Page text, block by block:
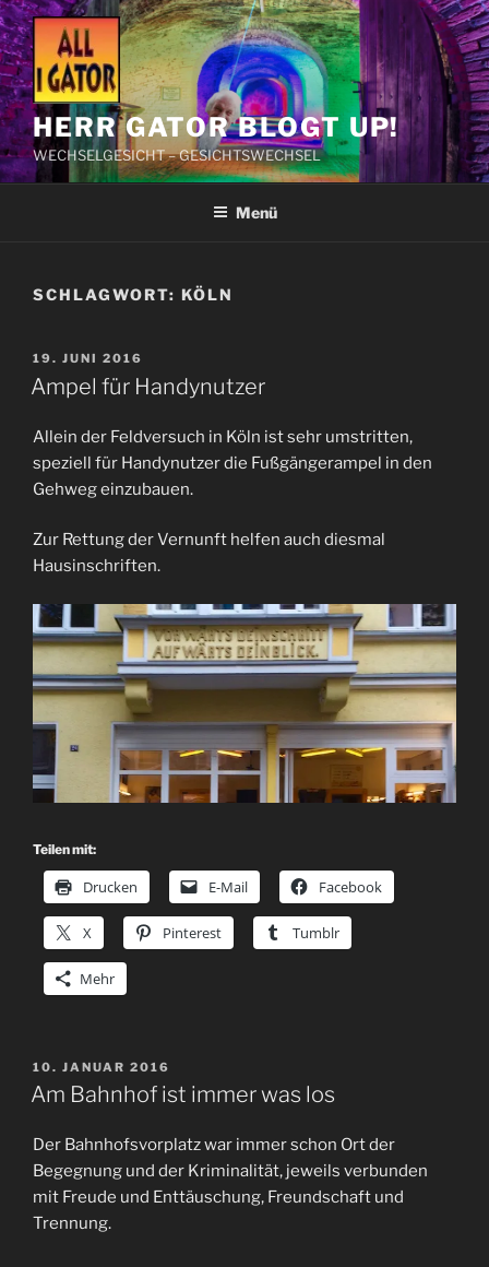
Zum
Inhalt
springen
HERR GATOR BLOGT UP!
WECHSELGESICHT – GESICHTSWECHSEL
Menü
SCHLAGWORT: KÖLN
VERÖFFENTLICHT
AM
19. JUNI 2016
Ampel für Handynutzer
Allein der Feldversuch in Köln ist sehr umstritten,
speziell für Handynutzer die Fußgängerampel in den
Gehweg einzubauen.
Zur Rettung der Vernunft helfen auch diesmal
Hausinschriften.
Teilen mit:
Drucken E-Mail Facebook
X Pinterest Tumblr
Mehr
VERÖFFENTLICHT
AM
10. JANUAR 2016
Am Bahnhof ist immer was los
Der Bahnhofsvorplatz war immer schon Ort der
Begegnung und der Kriminalität, jeweils verbunden
mit Freude und Enttäuschung, Freundschaft und
Trennung.